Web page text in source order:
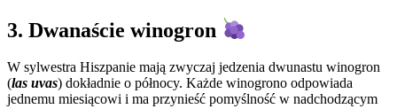
3. Dwanaście winogron
W sylwestra Hiszpanie mają zwyczaj jedzenia dwunastu winogron
(las uvas) dokładnie o północy. Każde winogrono odpowiada
jednemu miesiącowi i ma przynieść pomyślność w nadchodzącym